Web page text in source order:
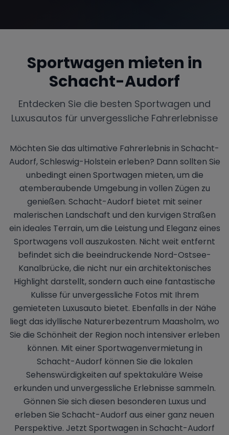
Sportwagen mieten in
Schacht-Audorf
Entdecken Sie die besten Sportwagen und
Luxusautos für unvergessliche Fahrerlebnisse
Möchten Sie das ultimative Fahrerlebnis in Schacht-
Audorf, Schleswig-Holstein erleben? Dann sollten Sie
unbedingt einen Sportwagen mieten, um die
atemberaubende Umgebung in vollen Zügen zu
genießen. Schacht-Audorf bietet mit seiner
malerischen Landschaft und den kurvigen Straßen
ein ideales Terrain, um die Leistung und Eleganz eines
Sportwagens voll auszukosten. Nicht weit entfernt
befindet sich die beeindruckende Nord-Ostsee-
Kanalbrücke, die nicht nur ein architektonisches
Highlight darstellt, sondern auch eine fantastische
Kulisse für unvergessliche Fotos mit Ihrem
gemieteten Luxusauto bietet. Ebenfalls in der Nähe
liegt das idyllische Naturerbezentrum Maasholm, wo
Sie die Schönheit der Region noch intensiver erleben
können. Mit einer Sportwagenvermietung in
Schacht-Audorf können Sie die lokalen
Sehenswürdigkeiten auf spektakuläre Weise
erkunden und unvergessliche Erlebnisse sammeln.
Gönnen Sie sich diesen besonderen Luxus und
erleben Sie Schacht-Audorf aus einer ganz neuen
Perspektive. Jetzt Sportwagen in Schacht-Audorf